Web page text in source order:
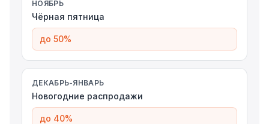
НОЯБРЬ
Чёрная пятница
до 50%
ДЕКАБРЬ-ЯНВАРЬ
Новогодние распродажи
до 40%